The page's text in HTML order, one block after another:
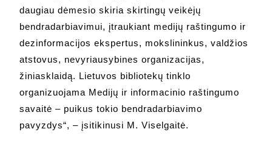
daugiau dėmesio skiria skirtingų veikėjų
bendradarbiavimui, įtraukiant medijų raštingumo ir
dezinformacijos ekspertus, mokslininkus, valdžios
atstovus, nevyriausybines organizacijas,
žiniasklaidą. Lietuvos bibliotekų tinklo
organizuojama Medijų ir informacinio raštingumo
savaitė – puikus tokio bendradarbiavimo
pavyzdys“, – įsitikinusi M. Viselgaitė.